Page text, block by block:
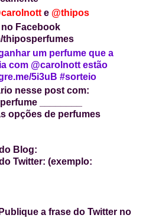
e @thipos
Facebook
thiposperfumes
um perfume que a
com @carolnott estão
5i3uB #sorteio
nesse post com:
________
opções de perfumes
Blog:
Twitter: (exemplo:
a frase do Twitter no